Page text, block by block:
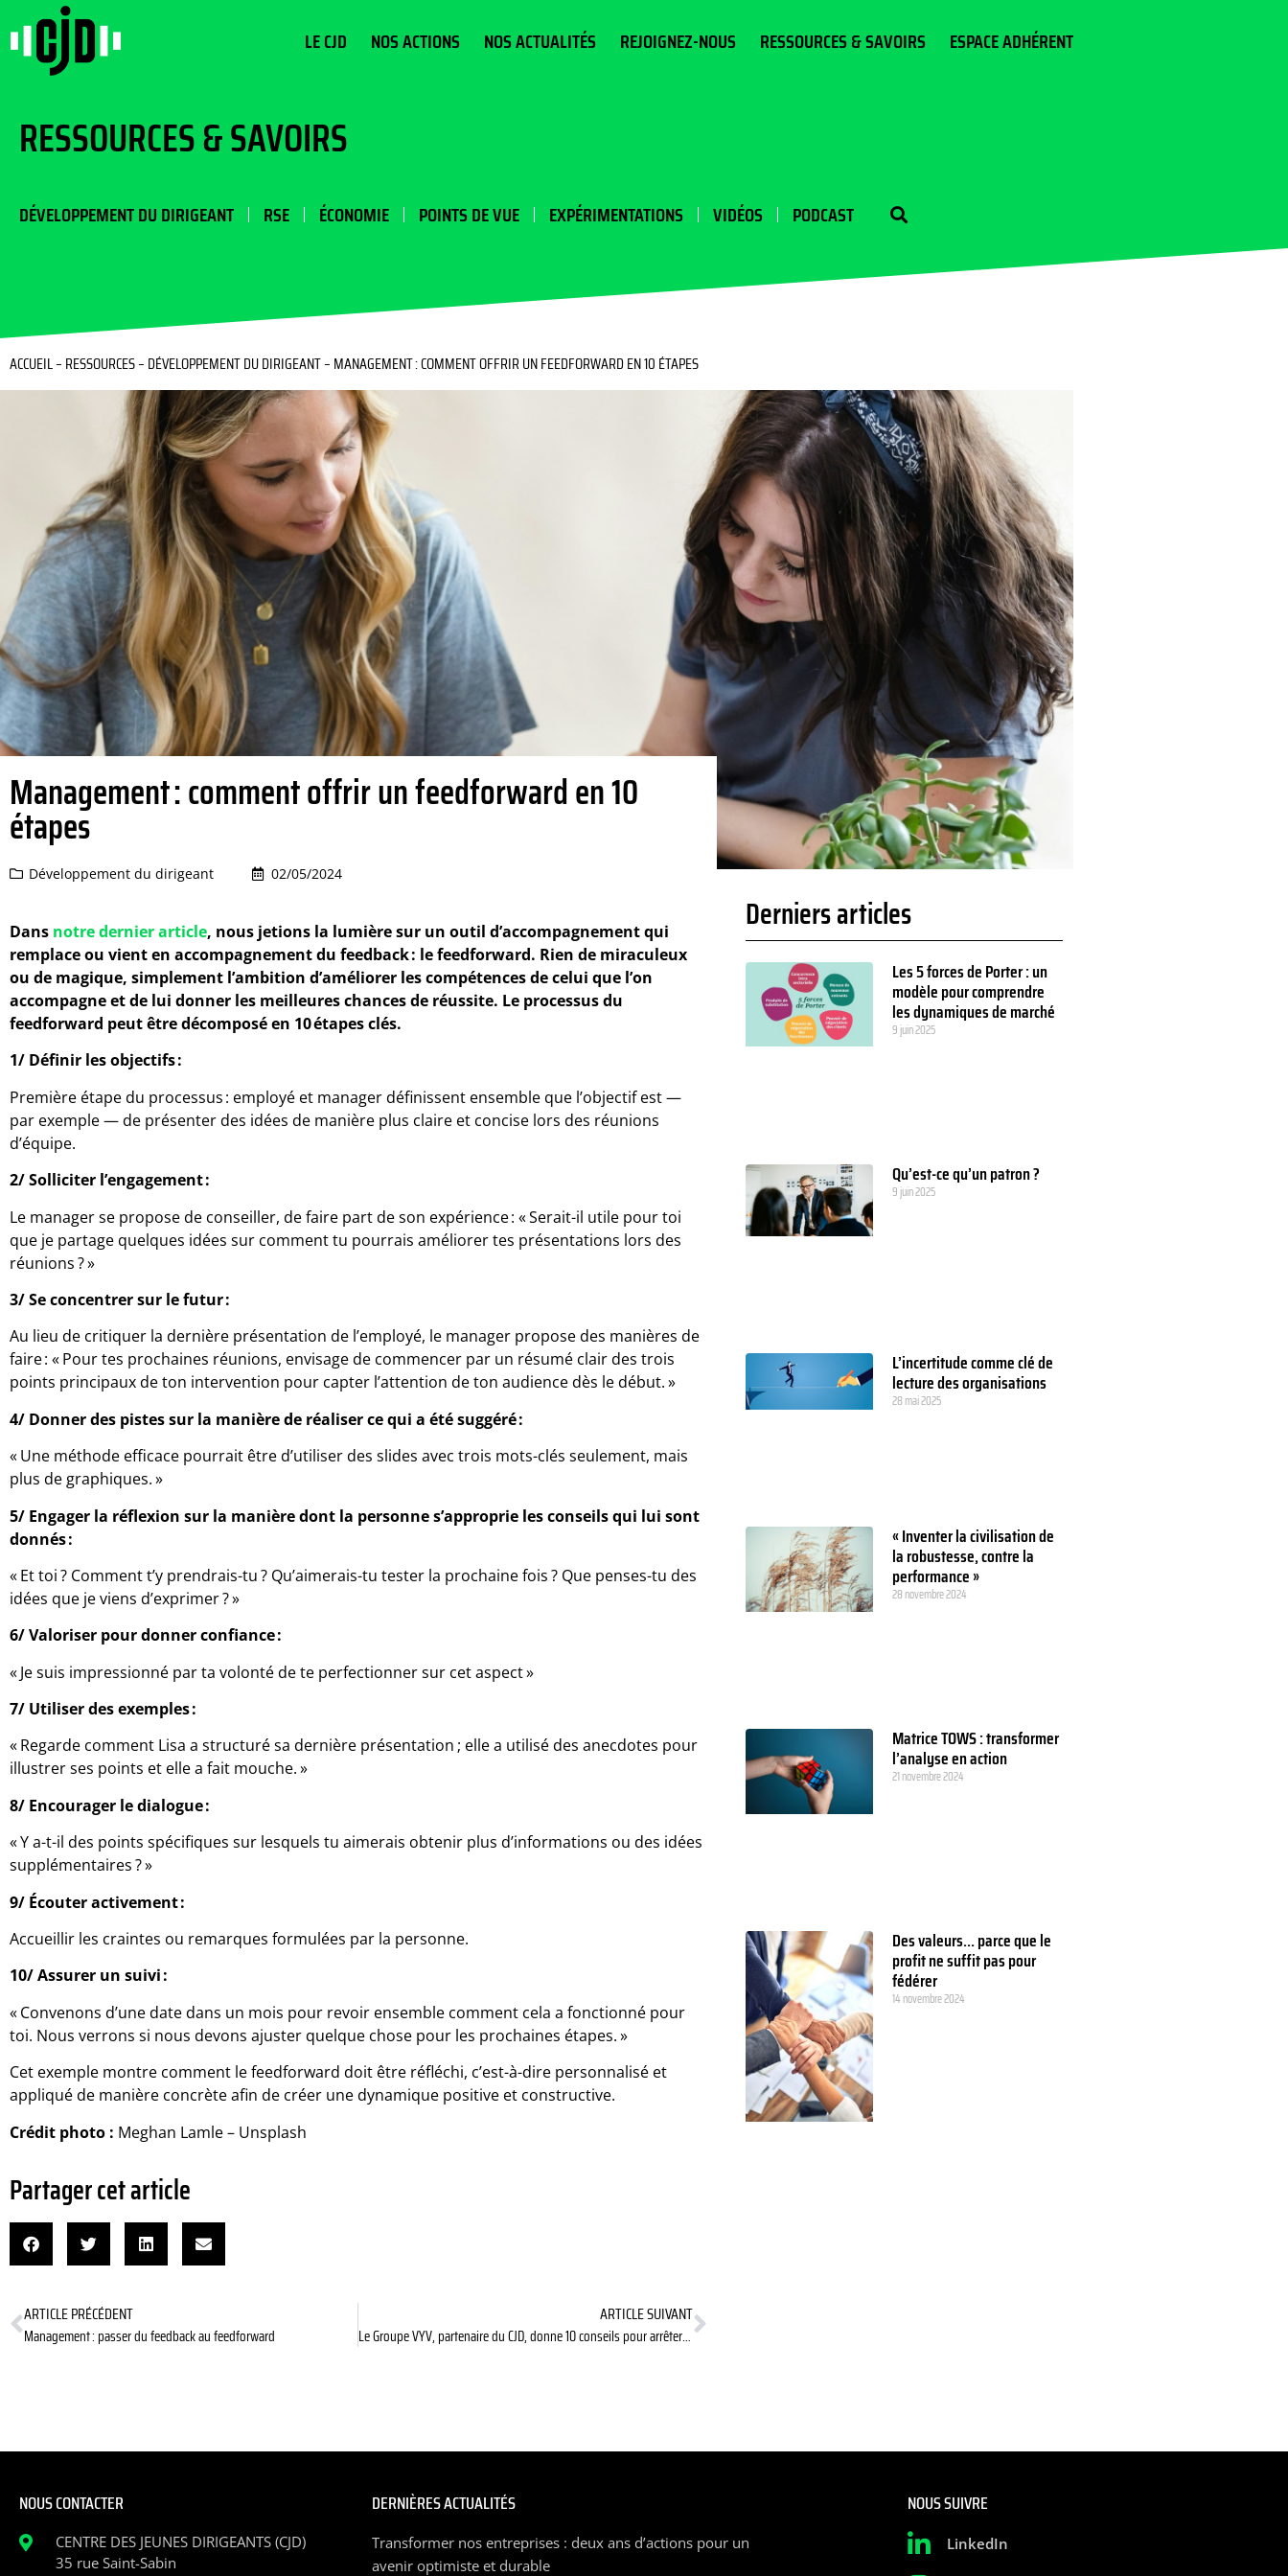
LE CJD NOS ACTIONS NOS ACTUALITÉS REJOIGNEZ-NOUS RESSOURCES & SAVOIRS ESPACE ADHÉRENT
RESSOURCES & SAVOIRS
DÉVELOPPEMENT DU DIRIGEANT RSE ÉCONOMIE POINTS DE VUE EXPÉRIMENTATIONS VIDÉOS PODCAST
ACCUEIL– RESSOURCES– DÉVELOPPEMENT DU DIRIGEANT– MANAGEMENT : COMMENT OFFRIR UN FEEDFORWARD EN 10 ÉTAPES
Management : comment offrir un feedforward en 10
étapes
Développement du dirigeant 02/05/2024
Dans notre dernier article, nous jetions la lumière sur un outil d’accompagnement qui
remplace ou vient en accompagnement du feedback : le feedforward. Rien de miraculeux
ou de magique, simplement l’ambition d’améliorer les compétences de celui que l’on
accompagne et de lui donner les meilleures chances de réussite. Le processus du
feedforward peut être décomposé en 10 étapes clés.
1/ Définir les objectifs :
Première étape du processus : employé et manager définissent ensemble que l’objectif est —
par exemple — de présenter des idées de manière plus claire et concise lors des réunions
d’équipe.
2/ Solliciter l’engagement :
Le manager se propose de conseiller, de faire part de son expérience : « Serait-il utile pour toi
que je partage quelques idées sur comment tu pourrais améliorer tes présentations lors des
réunions ? »
3/ Se concentrer sur le futur :
Au lieu de critiquer la dernière présentation de l’employé, le manager propose des manières de
faire : « Pour tes prochaines réunions, envisage de commencer par un résumé clair des trois
points principaux de ton intervention pour capter l’attention de ton audience dès le début. »
4/ Donner des pistes sur la manière de réaliser ce qui a été suggéré :
« Une méthode efficace pourrait être d’utiliser des slides avec trois mots-clés seulement, mais
plus de graphiques. »
5/ Engager la réflexion sur la manière dont la personne s’approprie les conseils qui lui sont
donnés :
« Et toi ? Comment t’y prendrais-tu ? Qu’aimerais-tu tester la prochaine fois ? Que penses-tu des
idées que je viens d’exprimer ? »
6/Valoriser pour donner confiance :
« Je suis impressionné par ta volonté de te perfectionner sur cet aspect »
7/ Utiliser des exemples :
« Regarde comment Lisa a structuré sa dernière présentation ; elle a utilisé des anecdotes pour
illustrer ses points et elle a fait mouche. »
8/ Encourager le dialogue :
« Y a-t-il des points spécifiques sur lesquels tu aimerais obtenir plus d’informations ou des idées
supplémentaires ? »
9/ Écouter activement :
Accueillir les craintes ou remarques formulées par la personne.
10/Assurer un suivi :
« Convenons d’une date dans un mois pour revoir ensemble comment cela a fonctionné pour
toi. Nous verrons si nous devons ajuster quelque chose pour les prochaines étapes. »
Cet exemple montre comment le feedforward doit être réfléchi, c’est-à-dire personnalisé et
appliqué de manière concrète afin de créer une dynamique positive et constructive.
Crédit photo : Meghan Lamle – Unsplash
Partager cet article
ARTICLE PRÉCÉDENT
Management : passer du feedback au feedforward
ARTICLE SUIVANT
Le Groupe VYV, partenaire du CJD, donne 10 conseils pour arrêter de fumer
Derniers articles
Les 5 forces de Porter : un
modèle pour comprendre
les dynamiques de marché
9 juin 2025
Qu’est-ce qu’un patron ?
9 juin 2025
L’incertitude comme clé de
lecture des organisations
28 mai 2025
« Inventer la civilisation de
la robustesse, contre la
performance »
28 novembre 2024
Matrice TOWS : transformer
l’analyse en action
21 novembre 2024
Des valeurs… parce que le
profit ne suffit pas pour
fédérer
14 novembre 2024
NOUS CONTACTER
CENTRE DES JEUNES DIRIGEANTS (CJD)
35 rue Saint-Sabin
DERNIÈRES ACTUALITÉS
Transformer nos entreprises : deux ans d’actions pour un
avenir optimiste et durable
NOUS SUIVRE
LinkedIn